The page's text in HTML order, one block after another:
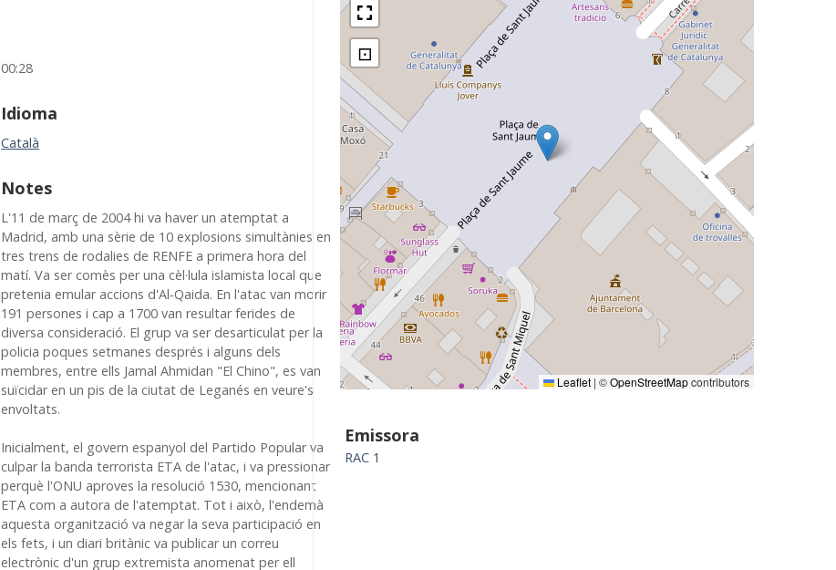
00:28
Idioma
Català
Notes
L'11 de març de 2004 hi va haver un atemptat a
Madrid, amb una sèrie de 10 explosions simultànies en
tres trens de rodalies de RENFE a primera hora del
matí. Va ser comès per una cèl·lula islamista local que
pretenia emular accions d'Al-Qaida. En l'atac van morir
191 persones i cap a 1700 van resultar ferides de
diversa consideració. El grup va ser desarticulat per la
policia poques setmanes després i alguns dels
membres, entre ells Jamal Ahmidan "El Chino", es van
suïcidar en un pis de la ciutat de Leganés en veure's
envoltats.
Inicialment, el govern espanyol del Partido Popular va
culpar la banda terrorista ETA de l'atac, i va pressionar
perquè l'ONU aproves la resolució 1530, mencionant
ETA com a autora de l'atemptat. Tot i això, l'endemà
aquesta organització va negar la seva participació en
els fets, i un diari britànic va publicar un correu
electrònic d'un grup extremista anomenat per ell
⊡
Leaflet | ©OpenStreetMapcontributors
Emissora
RAC 1